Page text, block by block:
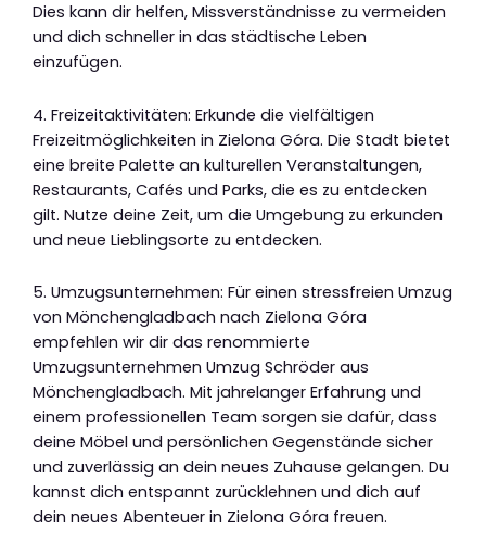
Dies kann dir helfen, Missverständnisse zu vermeiden
und dich schneller in das städtische Leben
einzufügen.
4. Freizeitaktivitäten: Erkunde die vielfältigen
Freizeitmöglichkeiten in Zielona Góra. Die Stadt bietet
eine breite Palette an kulturellen Veranstaltungen,
Restaurants, Cafés und Parks, die es zu entdecken
gilt. Nutze deine Zeit, um die Umgebung zu erkunden
und neue Lieblingsorte zu entdecken.
5. Umzugsunternehmen: Für einen stressfreien Umzug
von Mönchengladbach nach Zielona Góra
empfehlen wir dir das renommierte
Umzugsunternehmen Umzug Schröder aus
Mönchengladbach. Mit jahrelanger Erfahrung und
einem professionellen Team sorgen sie dafür, dass
deine Möbel und persönlichen Gegenstände sicher
und zuverlässig an dein neues Zuhause gelangen. Du
kannst dich entspannt zurücklehnen und dich auf
dein neues Abenteuer in Zielona Góra freuen.